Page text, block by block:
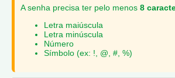
A senha precisa ter pelo menos 8
Letra maiúscula
Letra minúscula
Número
Símbolo (ex: !, @, #, %)